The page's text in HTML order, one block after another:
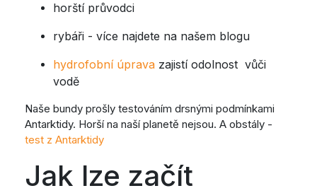
horští průvodci
rybáři - více najdete na našem blogu
hydrofobní úprava zajistí odolnost vůči
vodě
Naše bundy prošly testováním drsnými podmínkami
Antarktidy. Horší na naší planetě nejsou. A obstály -
test z Antarktidy
Jak lze začít